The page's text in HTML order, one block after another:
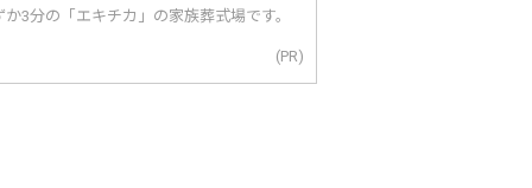
3分の「エキチカ」の家族葬式場です。
(PR)